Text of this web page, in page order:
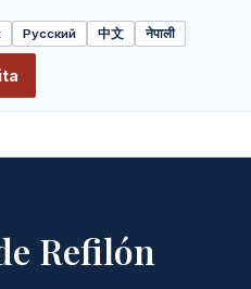
Русский 中文 नेपाली
Refilón